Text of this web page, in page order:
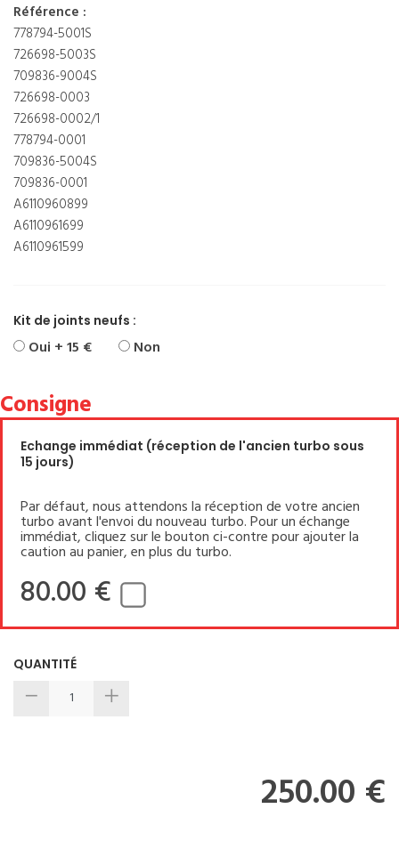
Référence :
778794-5001S
726698-5003S
709836-9004S
726698-0003
726698-0002/1
778794-0001
709836-5004S
709836-0001
A6110960899
A6110961699
A6110961599
Kit de joints neufs :
Oui + 15 € Non
Consigne
Echange immédiat (réception de l'ancien turbo sous
15 jours)
Par défaut, nous attendons la réception de votre ancien
turbo avant l'envoi du nouveau turbo. Pour un échange
immédiat, cliquez sur le bouton ci-contre pour ajouter la
caution au panier, en plus du turbo.
80.00 €
QUANTITÉ
250.00 €